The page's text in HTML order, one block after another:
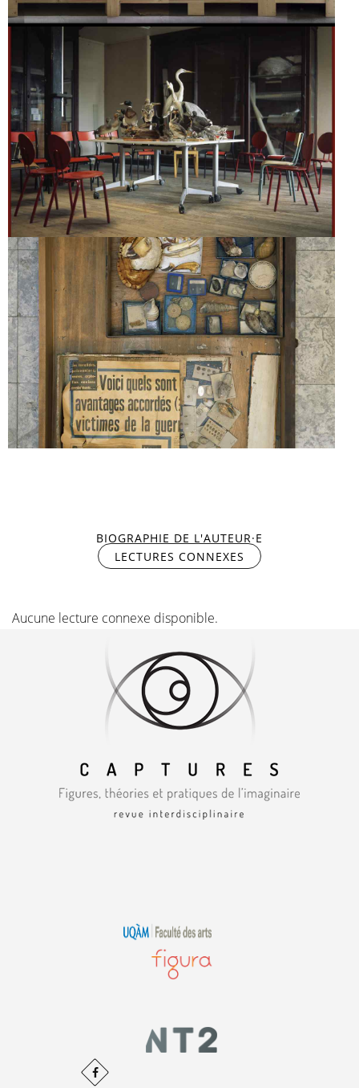
SILENT
SPRING
VOICI QUELS SONT
LES AVANTAGES ACCORDÉS AUX VICTIMES
DE LA GUERRE
BIOGRAPHIE DE L'AUTEUR·E
LECTURES CONNEXES
(ONGLET ACTIF)
Aucune lecture connexe disponible.